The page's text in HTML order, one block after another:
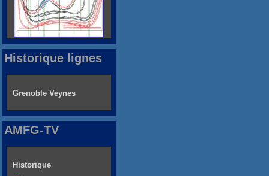
Historique lignes
Grenoble Veynes
AMFG-TV
Historique